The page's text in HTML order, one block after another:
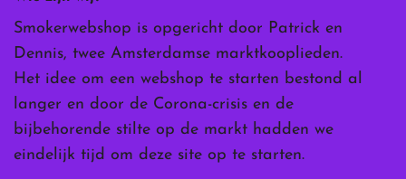
Smokerwebshop is opgericht door Patrick en
Dennis, twee Amsterdamse marktkooplieden.
Het idee om een webshop te starten bestond al
langer en door de Corona-crisis en de
bijbehorende stilte op de markt hadden we
eindelijk tijd om deze site op te starten.